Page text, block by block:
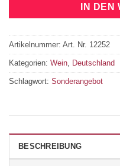
IN DEN
Artikelnummer: Art. Nr. 12252
Kategorien: Wein Deutschland
Schlagwort: Sonderangebot
BESCHREIBUNG